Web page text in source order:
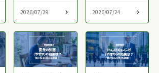
2026/07/29 2026/07/24